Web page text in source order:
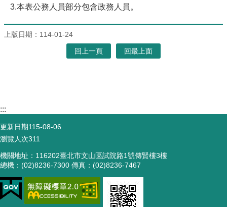
3.本表公務人員部分包含政務人員。
上版日期：114-01-24
回上一頁 回最上面
:::
更新日期115-08-06
瀏覽人次311
機關地址：116202臺北市文山區試院路1號傳賢樓3樓
總機：(02)8236-7300 傳真：(02)8236-7467